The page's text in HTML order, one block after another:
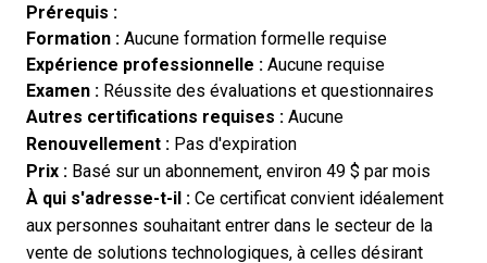
Prérequis :
Formation : Aucune formation formelle requise
Expérience professionnelle : Aucune requise
Examen : Réussite des évaluations et questionnaires
Autres certifications requises : Aucune
Renouvellement : Pas d'expiration
Prix : Basé sur un abonnement, environ 49 $ par mois
À qui s'adresse-t-il : Ce certificat convient idéalement
aux personnes souhaitant entrer dans le secteur de la
vente de solutions technologiques, à celles désirant